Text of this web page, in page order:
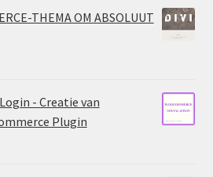
THEMA OM ABSOLUUT
- Creatie van
Plugin